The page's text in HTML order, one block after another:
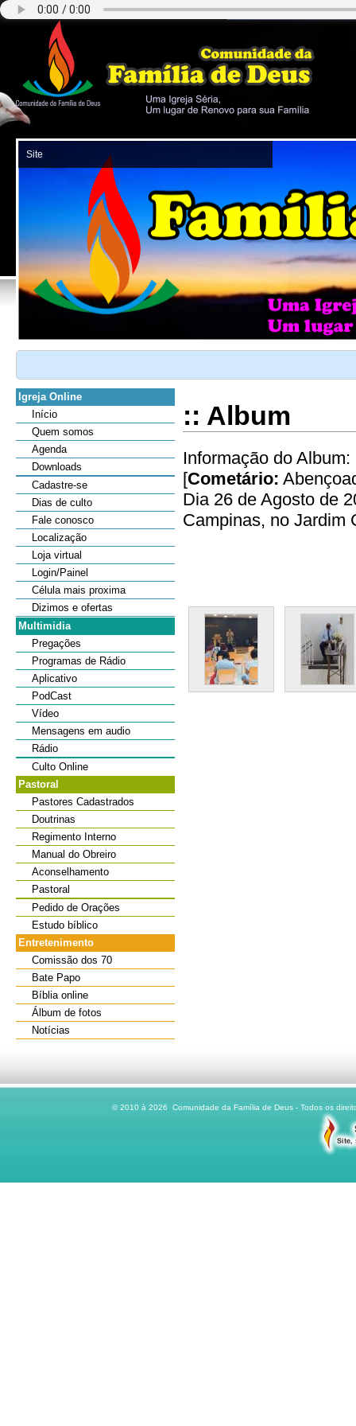
Igreja Online
Início
Quem somos
Agenda
Downloads
Cadastre-se
Dias de culto
Fale conosco
Localização
Loja virtual
Login/Painel
Célula mais proxima
Dizimos e ofertas
Multimidia
Pregações
Programas de Rádio
Aplicativo
PodCast
Vídeo
Mensagens em audio
Rádio
Culto Online
Pastoral
Pastores Cadastrados
Doutrinas
Regimento Interno
Manual do Obreiro
Aconselhamento
Pastoral
Pedido de Orações
Estudo bíblico
Entretenimento
Comissão dos 70
Bate Papo
Bíblia online
Álbum de fotos
Notícias
:: Album
Informação do Album:
[Cometário:
Dia 26 de Agosto de
Campinas, no Jardim
© 2010 à 2026 Comunidade da Família de Deus - Todos os